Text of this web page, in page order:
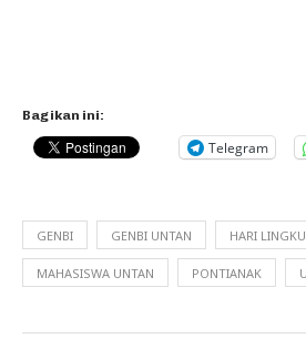
Bagikan ini:
Telegram
GENBI GENBI UNTAN HARI
MAHASISWA UNTAN PONTIANAK